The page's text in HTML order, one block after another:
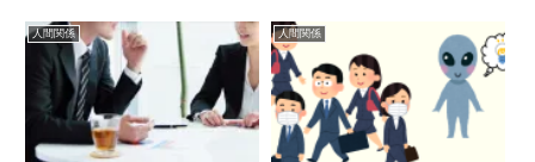
人間関係 人間関係